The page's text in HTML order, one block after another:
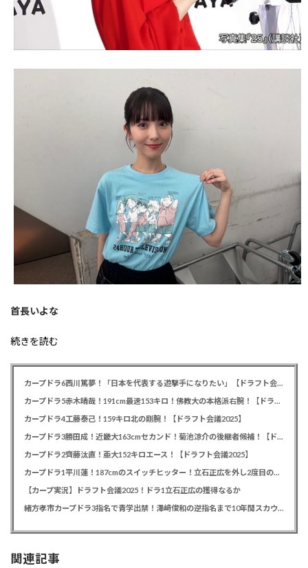
首長いよな
続きを読む
カープドラ4工藤泰己！159キロ北の剛腕！【ドラフト会議2025】
カープドラ2齊藤汰直！亜大152キロエース！【ドラフト会議2025】
【カープ実況】ドラフト会議2025！ドラ1立石正広の獲得なるか
関連記事